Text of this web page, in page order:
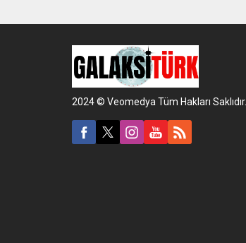
2024 © Veomedya Tüm Hakları Saklıdır.